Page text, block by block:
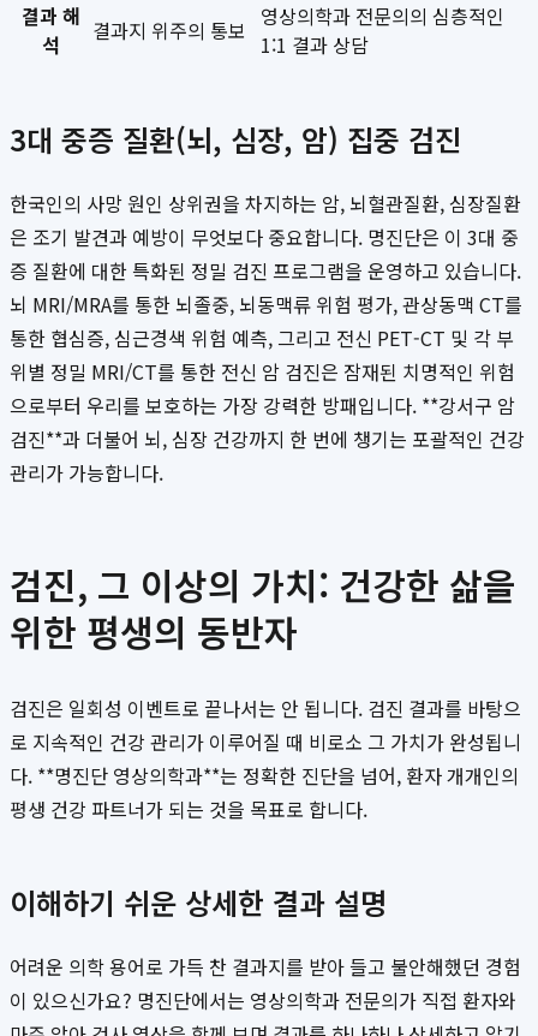
결과 해
석
결과지 위주의 통보
영상의학과 전문의의 심층적인
1:1 결과 상담
3대 중증 질환(뇌, 심장, 암) 집중 검진
한국인의 사망 원인 상위권을 차지하는 암, 뇌혈관질환, 심장질환
은 조기 발견과 예방이 무엇보다 중요합니다. 명진단은 이 3대 중
증 질환에 대한 특화된 정밀 검진 프로그램을 운영하고 있습니다.
뇌 MRI/MRA를 통한 뇌졸중, 뇌동맥류 위험 평가, 관상동맥 CT를
통한 협심증, 심근경색 위험 예측, 그리고 전신 PET-CT 및 각 부
위별 정밀 MRI/CT를 통한 전신 암 검진은 잠재된 치명적인 위험
으로부터 우리를 보호하는 가장 강력한 방패입니다. **강서구 암
검진**과 더불어 뇌, 심장 건강까지 한 번에 챙기는 포괄적인 건강
관리가 가능합니다.
검진, 그 이상의 가치: 건강한 삶을
위한 평생의 동반자
검진은 일회성 이벤트로 끝나서는 안 됩니다. 검진 결과를 바탕으
로 지속적인 건강 관리가 이루어질 때 비로소 그 가치가 완성됩니
다. **명진단 영상의학과**는 정확한 진단을 넘어, 환자 개개인의
평생 건강 파트너가 되는 것을 목표로 합니다.
이해하기 쉬운 상세한 결과 설명
어려운 의학 용어로 가득 찬 결과지를 받아 들고 불안해했던 경험
이 있으신가요? 명진단에서는 영상의학과 전문의가 직접 환자와